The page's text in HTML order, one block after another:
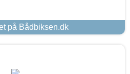
på Bådbiksen.dk